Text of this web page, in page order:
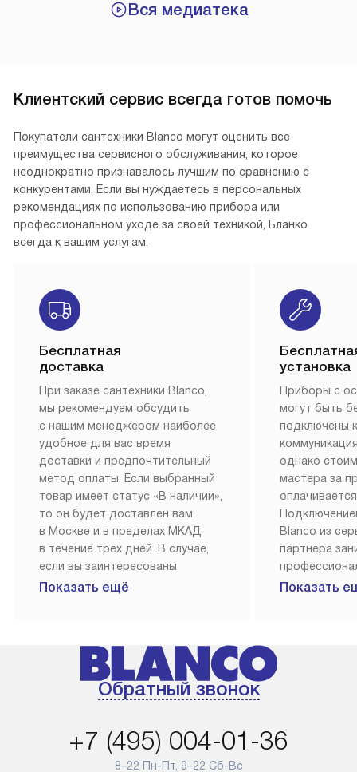
Вся медиатека
Клиентский сервис всегда готов помочь
Покупатели сантехники Blanco могут оценить все
преимущества сервисного обслуживания, которое
неоднократно признавалось лучшим по сравнению с
конкурентами. Если вы нуждаетесь в персональных
рекомендациях по использованию прибора или
профессиональном уходе за своей техникой, Бланко
всегда к вашим услугам.
Бесплатная
доставка
При заказе сантехники Blanco,
мы рекомендуем обсудить
с нашим менеджером наиболее
удобное для вас время
доставки и предпочтительный
метод оплаты. Если выбранный
товар имеет статус «В наличии»,
то он будет доставлен вам
в Москве и в пределах МКАД
в течение трех дней. В случае,
если вы заинтересованы
в товаре, который доступен
менеджером на сайте. Товары
с особым лейблом
доставляются бесплатно
аксессуаров не предусмотрена.
Показать ещё
установка
Приборы с
могут быть
подключены
однако
мастера за
Blanco из
партнера
Наш сервис
возможные
Показать
Обратный звонок
+7 (495) 004-01-36
8–22 Пн-Пт, 9–22 Сб-Вс